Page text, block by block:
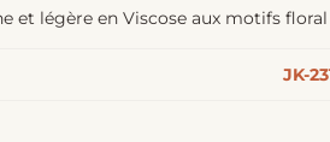
et légère en Viscose aux motifs
JK-